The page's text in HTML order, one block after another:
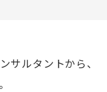
サルタントから、